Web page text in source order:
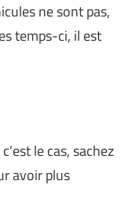
ne sont pas,
temps-ci, il est
le cas, sachez
avoir plus